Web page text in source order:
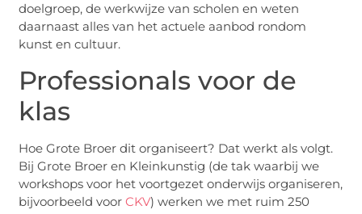
doelgroep, de werkwijze van scholen en weten
daarnaast alles van het actuele aanbod rondom
kunst en cultuur.
Professionals voor de
klas
Hoe Grote Broer dit organiseert? Dat werkt als volgt.
Bij Grote Broer en Kleinkunstig (de tak waarbij we
workshops voor het voortgezet onderwijs organiseren,
bijvoorbeeld voorCKV) werken we met ruim 250